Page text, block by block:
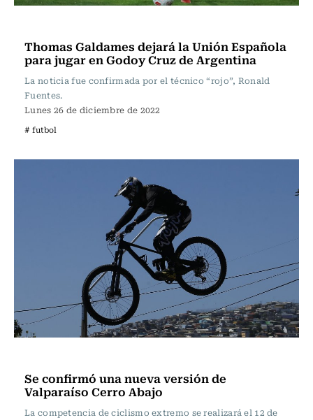
Thomas Galdames dejará la Unión Española
para jugar en Godoy Cruz de Argentina
La noticia fue confirmada por el técnico “rojo”, Ronald
Fuentes.
Lunes 26 de diciembre de 2022
# futbol
Se confirmó una nueva versión de
Valparaíso Cerro Abajo
La competencia de ciclismo extremo se realizará el 12 de